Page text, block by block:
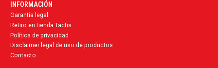
INFORMACIÓN
Garantía legal
Retiro en tienda Tactis
Política de privacidad
Disclaimer legal de uso de productos
Contacto